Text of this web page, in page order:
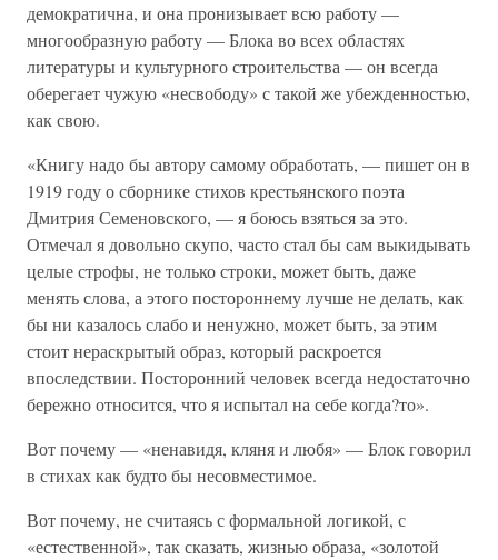
демократична, и она пронизывает всю работу —
многообразную работу — Блока во всех областях
литературы и культурного строительства — он всегда
оберегает чужую «несвободу» с такой же убежденностью,
как свою.
«Книгу надо бы автору самому обработать, — пишет он в
1919 году о сборнике стихов крестьянского поэта
Дмитрия Семеновского, — я боюсь взяться за это.
Отмечал я довольно скупо, часто стал бы сам выкидывать
целые строфы, не только строки, может быть, даже
менять слова, а этого постороннему лучше не делать, как
бы ни казалось слабо и ненужно, может быть, за этим
стоит нераскрытый образ, который раскроется
впоследствии. Посторонний человек всегда недостаточно
бережно относится, что я испытал на себе когда?то».
Вот почему — «ненавидя, кляня и любя» — Блок говорил
в стихах как будто бы несовместимое.
Вот почему, не считаясь с формальной логикой, с
«естественной», так сказать, жизнью образа, «золотой